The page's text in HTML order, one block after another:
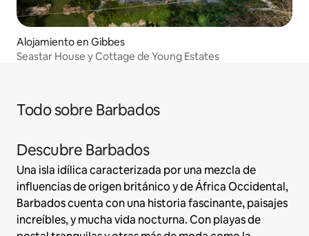
Alojamiento en Gibbes
Seastar House y Cottage de Young Estates
Todo sobre Barbados
Descubre Barbados
Una isla idílica caracterizada por una mezcla de
influencias de origen británico y de África Occidental,
Barbados cuenta con una historia fascinante, paisajes
increíbles, y mucha vida nocturna. Con playas de